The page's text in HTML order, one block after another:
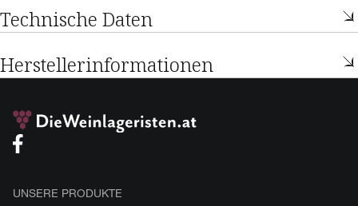
Technische Daten
Herstellerinformationen
UNSERE PRODUKTE